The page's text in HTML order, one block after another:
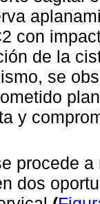
con
de la
se
y
procede
dos